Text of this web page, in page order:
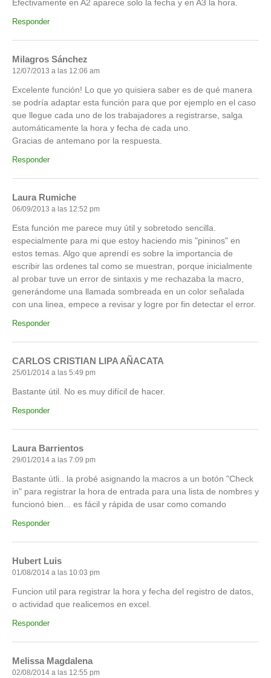
Efectivamente en A2 aparece solo la fecha y en A3 la hora.
Responder
Milagros Sánchez
12/07/2013 a las 12:06 am
Excelente función! Lo que yo quisiera saber es de qué manera
se podría adaptar esta función para que por ejemplo en el caso
que llegue cada uno de los trabajadores a registrarse, salga
automáticamente la hora y fecha de cada uno.
Gracias de antemano por la respuesta.
Responder
Laura Rumiche
06/09/2013 a las 12:52 pm
Esta función me parece muy útil y sobretodo sencilla.
especialmente para mi que estoy haciendo mis "pininos" en
estos temas. Algo que aprendí es sobre la importancia de
escribir las ordenes tal como se muestran, porque inicialmente
al probar tuve un error de sintaxis y me rechazaba la macro,
generándome una llamada sombreada en un color señalada
con una linea, empece a revisar y logre por fin detectar el error.
Responder
CARLOS CRISTIAN LIPA AÑACATA
25/01/2014 a las 5:49 pm
Bastante útil. No es muy difícil de hacer.
Responder
Laura Barrientos
29/01/2014 a las 7:09 pm
Bastante útli.. la probé asignando la macros a un botón "Check
in" para registrar la hora de entrada para una lista de nombres y
funcionó bien... es fácil y rápida de usar como comando
Responder
Hubert Luis
01/08/2014 a las 10:03 pm
Funcion util para registrar la hora y fecha del registro de datos,
o actividad que realicemos en excel.
Responder
Melissa Magdalena
02/08/2014 a las 12:55 pm